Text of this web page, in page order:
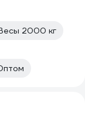
2000 кг